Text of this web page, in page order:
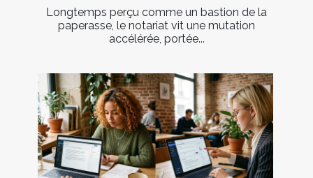
Longtemps perçu comme un bastion de la
paperasse, le notariat vit une mutation
accélérée, portée...